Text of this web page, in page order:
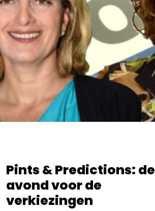
Pints & Predictions: de
avond voor de
verkiezingen